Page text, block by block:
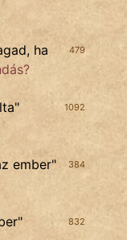
479
ha
1092
"
384
ember"
832
"